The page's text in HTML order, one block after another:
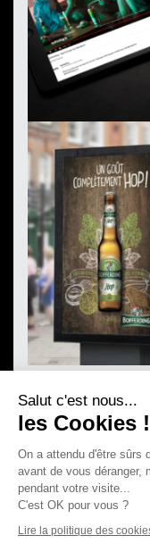
Salut c'est nous...
les Cookies !
On a attendu d'être sûrs
avant de vous déranger,
pendant votre visite...
C'est OK pour vous ?
Lire la politique des